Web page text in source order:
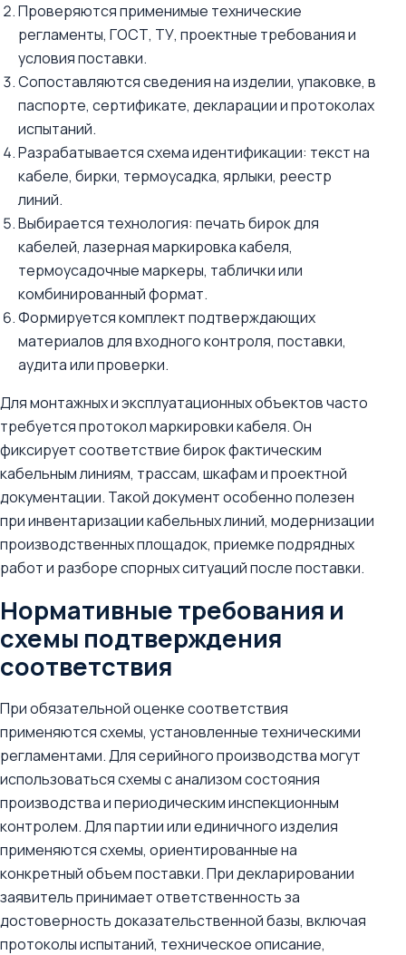
Проверяются применимые технические
регламенты, ГОСТ, ТУ, проектные требования и
условия поставки.
Сопоставляются сведения на изделии, упаковке, в
паспорте, сертификате, декларации и протоколах
испытаний.
Разрабатывается схема идентификации: текст на
кабеле, бирки, термоусадка, ярлыки, реестр
линий.
Выбирается технология: печать бирок для
кабелей, лазерная маркировка кабеля,
термоусадочные маркеры, таблички или
комбинированный формат.
Формируется комплект подтверждающих
материалов для входного контроля, поставки,
аудита или проверки.
Для монтажных и эксплуатационных объектов часто
требуется протокол маркировки кабеля. Он
фиксирует соответствие бирок фактическим
кабельным линиям, трассам, шкафам и проектной
документации. Такой документ особенно полезен
при инвентаризации кабельных линий, модернизации
производственных площадок, приемке подрядных
работ и разборе спорных ситуаций после поставки.
Нормативные требования и
схемы подтверждения
соответствия
При обязательной оценке соответствия
применяются схемы, установленные техническими
регламентами. Для серийного производства могут
использоваться схемы с анализом состояния
производства и периодическим инспекционным
контролем. Для партии или единичного изделия
применяются схемы, ориентированные на
конкретный объем поставки. При декларировании
заявитель принимает ответственность за
достоверность доказательственной базы, включая
протоколы испытаний, техническое описание,